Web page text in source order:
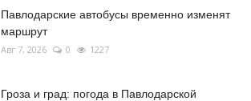
Павлодарские автобусы временно изменят
маршрут
Авг 7, 2026 0 1227
Гроза и град: погода в Павлодарской